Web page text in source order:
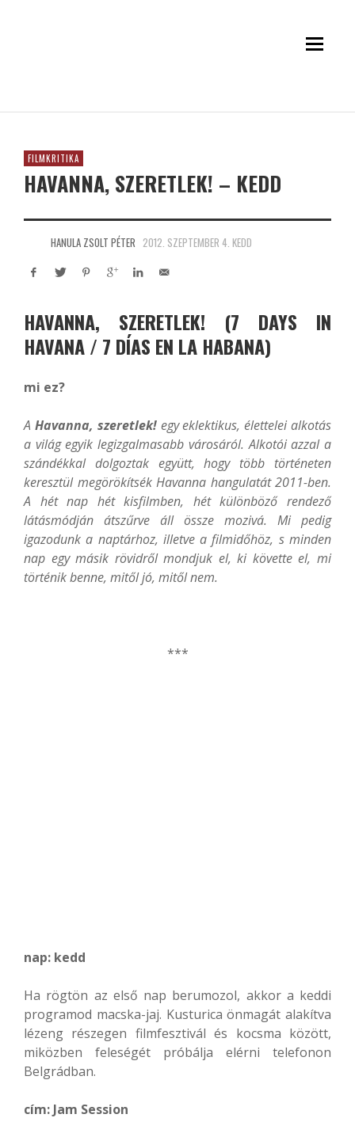
FILMKRITIKA
HAVANNA, SZERETLEK! – KEDD
HANULA ZSOLT PÉTER 2012. SZEPTEMBER 4. KEDD
HAVANNA, SZERETLEK! (7 DAYS IN
HAVANA / 7 DÍAS EN LA HABANA)
mi ez?
A Havanna, szeretlek!egy eklektikus, élettelei alkotás
a világ egyik legizgalmasabb városáról. Alkotói azzal a
szándékkal dolgoztak együtt, hogy több történeten
keresztül megörökítsék Havanna hangulatát 2011-ben.
A hét nap hét kisfilmben, hét különböző rendező
látásmódján átszűrve áll össze mozivá. Mi pedig
igazodunk a naptárhoz, illetve a filmidőhöz, s minden
nap egy másik rövidről mondjuk el, ki követte el, mi
történik benne, mitől jó, mitől nem.
***
nap: kedd
Ha rögtön az első nap berumozol, akkor a keddi
programod macska-jaj. Kusturica önmagát alakítva
lézeng részegen filmfesztivál és kocsma között,
miközben feleségét próbálja elérni telefonon
Belgrádban.
cím: Jam Session